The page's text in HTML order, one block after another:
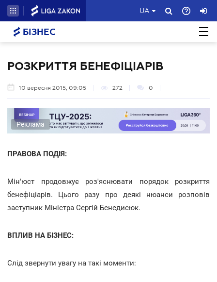
UA
БІЗНЕС
РОЗКРИТТЯ БЕНЕФІЦІАРІВ
10 вересня 2015, 09:05 272 0
Реклама
ПРАВОВА ПОДІЯ:
Мін'юст продовжує роз'яснювати порядок розкриття
бенефіціарів. Цього разу про деякі нюанси розповів
заступник Міністра Сергій Бенедисюк.
ВПЛИВ НА БІЗНЕС:
Слід звернути увагу на такі моменти: